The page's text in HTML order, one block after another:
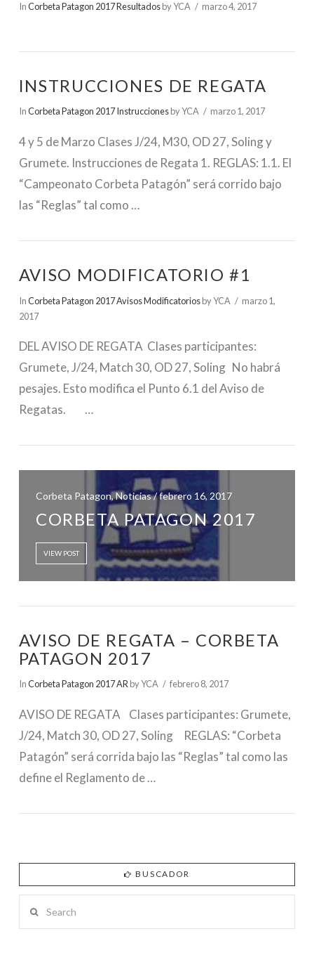
InCorbeta Patagon 2017 Resultadosby YCA marzo 4, 2017
INSTRUCCIONES DE REGATA
InCorbeta Patagon 2017 Instruccionesby YCA marzo 1, 2017
4 y 5 de Marzo Clases J/24, M30, OD 27, Soling y
Grumete. Instrucciones de Regata 1. REGLAS: 1.1. El
“Campeonato Corbeta Patagón” será corrido bajo
las “Reglas” tal como …
AVISO MODIFICATORIO #1
InCorbeta Patagon 2017 Avisos Modificatoriosby YCA
marzo 1,
2017
DEL AVISO DE REGATA Clases participantes:
Grumete, J/24, Match 30, OD 27, Soling No habrá
pesajes. Esto modifica el Punto 6.1 del Aviso de
Regatas. …
Corbeta Patagon, Noticias / febrero 16, 2017
CORBETA PATAGON 2017
VIEW POST
AVISO DE REGATA – CORBETA
PATAGON 2017
InCorbeta Patagon 2017 ARby YCA febrero 8, 2017
AVISO DE REGATA Clases participantes: Grumete,
J/24, Match 30, OD 27, Soling REGLAS: “Corbeta
Patagón” será corrida bajo las “Reglas” tal como las
define el Reglamento de …
BUSCADOR